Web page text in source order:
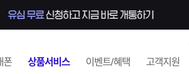
폰 상품서비스 이벤트/혜택 고객지원